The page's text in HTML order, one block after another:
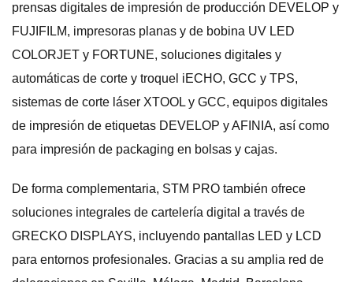
prensas digitales de impresión de producción DEVELOP y
FUJIFILM, impresoras planas y de bobina UV LED
COLORJET y FORTUNE, soluciones digitales y
automáticas de corte y troquel iECHO, GCC y TPS,
sistemas de corte láser XTOOL y GCC, equipos digitales
de impresión de etiquetas DEVELOP y AFINIA, así como
para impresión de packaging en bolsas y cajas.
De forma complementaria, STM PRO también ofrece
soluciones integrales de cartelería digital a través de
GRECKO DISPLAYS, incluyendo pantallas LED y LCD
para entornos profesionales. Gracias a su amplia red de